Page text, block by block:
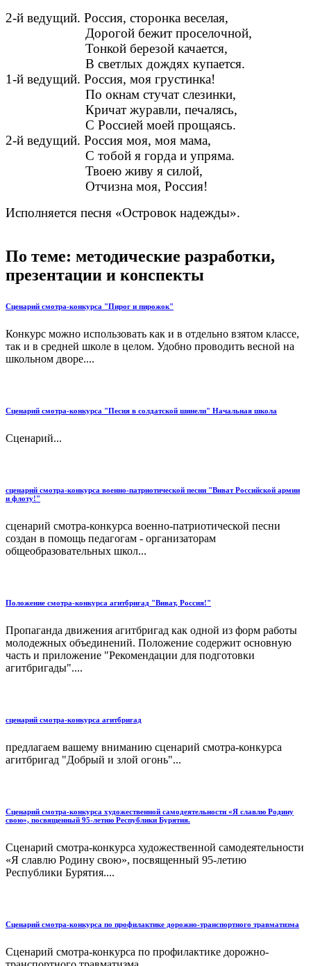
2-й ведущий. Россия, сторонка веселая,
Дорогой бежит проселочной,
Тонкой березой качается,
В светлых дождях купается.
1-й ведущий. Россия, моя грустинка!
По окнам стучат слезинки,
Кричат журавли, печалясь,
С Россией моей прощаясь.
2-й ведущий. Россия моя, моя мама,
С тобой я горда и упряма.
Твоею живу я силой,
Отчизна моя, Россия!
Исполняется песня «Островок надежды».
По теме: методические разработки,
презентации и конспекты
Сценарий смотра-конкурса "Пирог и пирожок"
Конкурс можно использовать как и в отдельно взятом классе,
так и в средней школе в целом. Удобно проводить весной на
школьном дворе....
Сценарий смотра-конкурса "Песня в солдатской шинели" Начальная школа
Сценарий...
сценарий смотра-конкурса военно-патриотической песни "Виват Российской армии
и флоту!"
сценарий смотра-конкурса военно-патриотической песни
создан в помощь педагогам - организаторам
общеобразовательных школ...
Положение смотра-конкурса агитбригад "Виват, Россия!"
Пропаганда движения агитбригад как одной из форм работы
молодежных объединений. Положение содержит основную
часть и приложение "Рекомендации для подготовки
агитбригады"....
сценарий смотра-конкурса агитбригад
предлагаем вашему вниманию сценарий смотра-конкурса
агитбригад "Добрый и злой огонь"...
Сценарий смотра-конкурса художественной самодеятельности «Я славлю Родину
свою», посвященный 95-летию Республики Бурятия.
Сценарий смотра-конкурса художественной самодеятельности
«Я славлю Родину свою», посвященный 95-летию
Республики Бурятия....
Сценарий смотра-конкурса по профилактике дорожно-транспортного травматизма
Сценарий смотра-конкурса по профилактике дорожно-